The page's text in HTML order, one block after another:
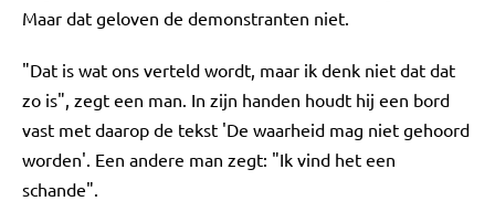
Maar dat geloven de demonstranten niet.
"Dat is wat ons verteld wordt, maar ik denk niet dat dat
zo is", zegt een man. In zijn handen houdt hij een bord
vast met daarop de tekst 'De waarheid mag niet gehoord
worden'. Een andere man zegt: "Ik vind het een
schande".